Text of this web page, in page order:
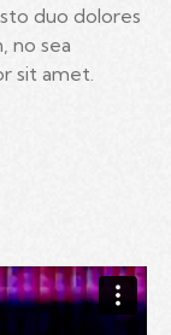
duo dolores
no sea
sit amet.